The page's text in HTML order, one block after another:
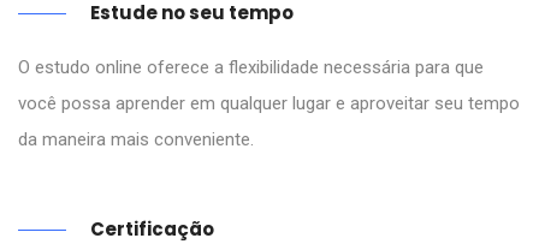
Estude no seu tempo
O estudo online oferece a flexibilidade necessária para que
você possa aprender em qualquer lugar e aproveitar seu tempo
da maneira mais conveniente.
Certificação